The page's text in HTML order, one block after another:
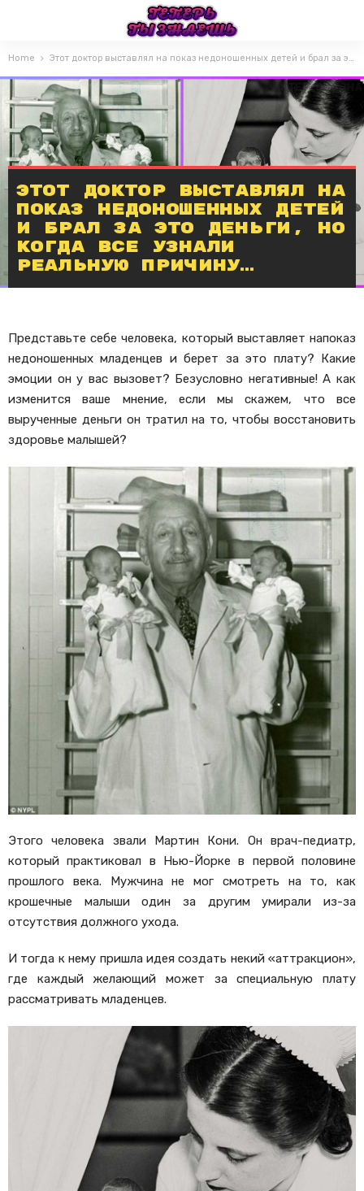
Home Этот доктор выставлял на показ недоношенных детей и брал за это деньги, но когда все узнали реальную причину…
Этот доктор выставлял на
показ недоношенных детей
и брал за это деньги, но
когда все узнали
реальную причину…
Представьте себе человека, который выставляет напоказ
недоношенных младенцев и берет за это плату? Какие
эмоции он у вас вызовет? Безусловно негативные! А как
изменится ваше мнение, если мы скажем, что все
вырученные деньги он тратил на то, чтобы восстановить
здоровье малышей?
Этого человека звали Мартин Кони. Он врач-педиатр,
который практиковал в Нью-Йорке в первой половине
прошлого века. Мужчина не мог смотреть на то, как
крошечные малыши один за другим умирали из-за
отсутствия должного ухода.
И тогда к нему пришла идея создать некий «аттракцион»,
где каждый желающий может за специальную плату
рассматривать младенцев.